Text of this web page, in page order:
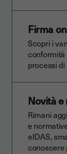
Firma
Scopri i
conformità
processi
Novità
Rimani
e
eIDAS,
conoscere